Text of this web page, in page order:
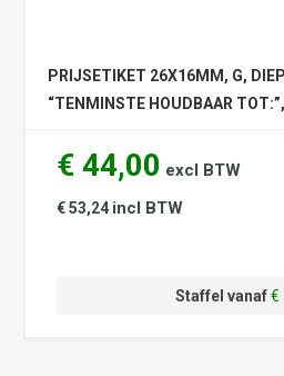
PRIJSETIKET 26X16MM, G,
“TENMINSTE HOUDBAAR
€ 44,00 excl BTW
€ 53,24 incl BTW
Staffel vanaf€